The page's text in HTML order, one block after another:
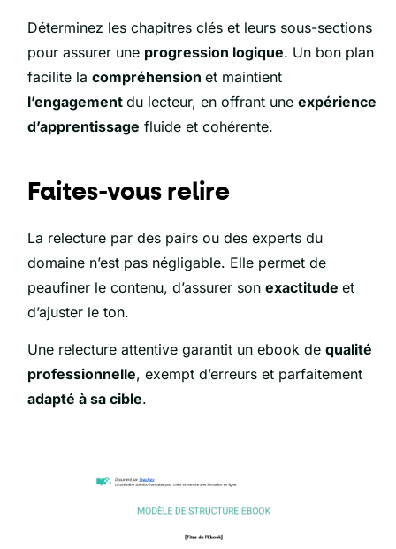
Déterminez les chapitres clés et leurs sous-sections
pour assurer une progression logique. Un bon plan
facilite lacompréhensionet maintient
l’engagementdu lecteur, en offrant uneexpérience
d’apprentissage fluide et cohérente.
Faites-vous relire
La relecture par des pairs ou des experts du
domaine n’est pas négligable. Elle permet de
peaufiner le contenu, d’assurer sonexactitudeet
d’ajuster le ton.
Une relecture attentive garantit un ebook dequalité
professionnelle, exempt d’erreurs et parfaitement
adapté à sa cible.